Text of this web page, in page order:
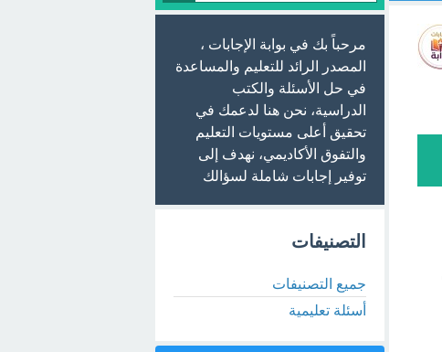
مرحباً بك في بوابة الإجابات ،
المصدر الرائد للتعليم والمساعدة
في حل الأسئلة والكتب
الدراسية، نحن هنا لدعمك في
تحقيق أعلى مستويات التعليم
والتفوق الأكاديمي، نهدف إلى
توفير إجابات شاملة لسؤالك
التصنيفات
جميع التصنيفات
أسئلة تعليمية